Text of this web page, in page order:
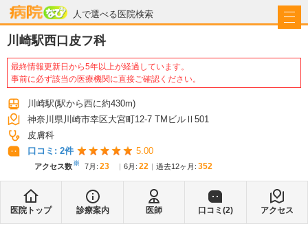
人で選べる医院検索
病院なび
川崎駅西口皮フ科
最終情報更新日から5年以上が経過しています。
事前に必ず該当の医療機関に直接ご確認ください。
川崎駅(駅から西に約430m)
神奈川県川崎市幸区大宮町12-7 TMビルⅡ501
皮膚科
口コミ: 2件 5.00
アクセス数※ 7月 : 23 6月 : 22 過去12ヶ月: 352
医院トップ 診療案内 医師 口コミ(2) アクセス